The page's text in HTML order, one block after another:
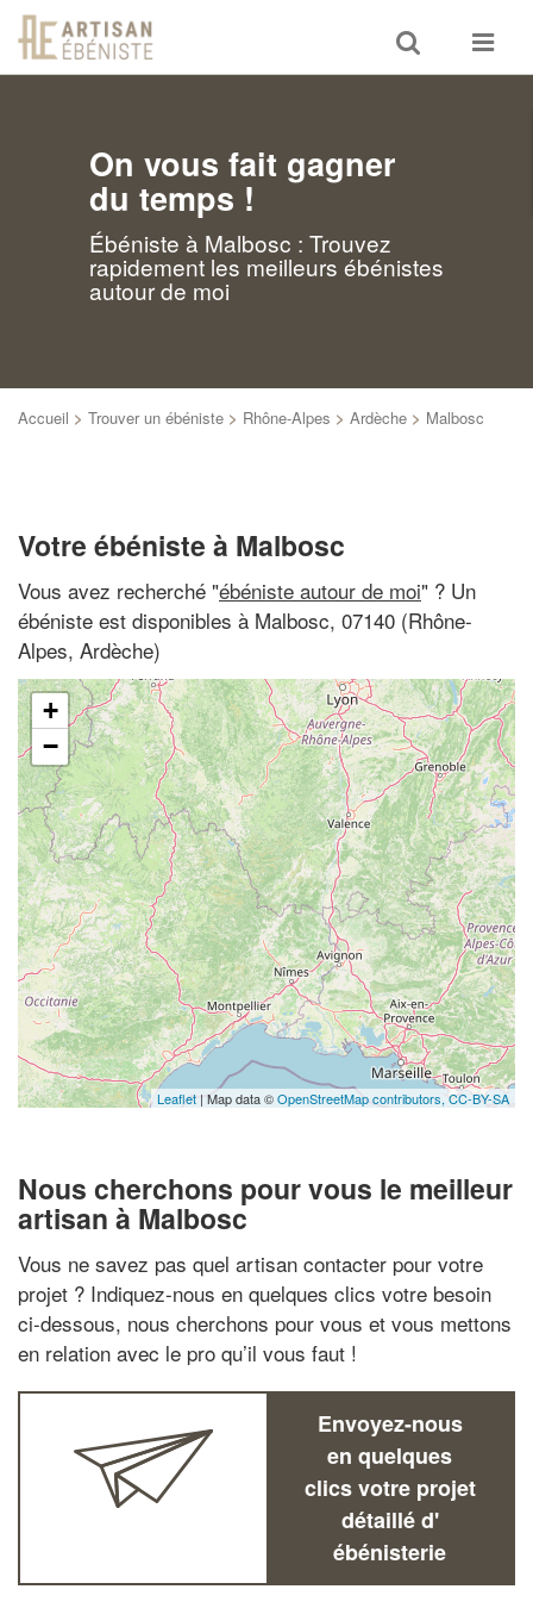
Toggle
search
Toggle
On vous fait gagner
du temps !
Ébéniste à Malbosc : Trouvez
rapidement les meilleurs ébénistes
autour de moi
Accueil > Trouver un ébéniste > Rhône-Alpes > Ardèche > Malbosc
Votre ébéniste à Malbosc
Vous avez recherché "ébéniste autour de moi" ? Un
ébéniste est disponibles à Malbosc, 07140 (Rhône-
Alpes, Ardèche)
+
−
Leaflet | Map data ©OpenStreetMap contributors, CC-BY-SA
Nous cherchons pour vous le meilleur
artisan à Malbosc
Vous ne savez pas quel artisan contacter pour votre
projet ? Indiquez-nous en quelques clics votre besoin
ci-dessous, nous cherchons pour vous et vous mettons
en relation avec le pro qu’il vous faut !
Envoyez-nous
en quelques
clics votre projet
détaillé d'
ébénisterie